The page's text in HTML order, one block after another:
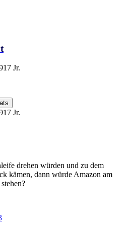
17 Jr.
17 Jr.
drehen würden und zu dem
kämen, dann würde Amazon am